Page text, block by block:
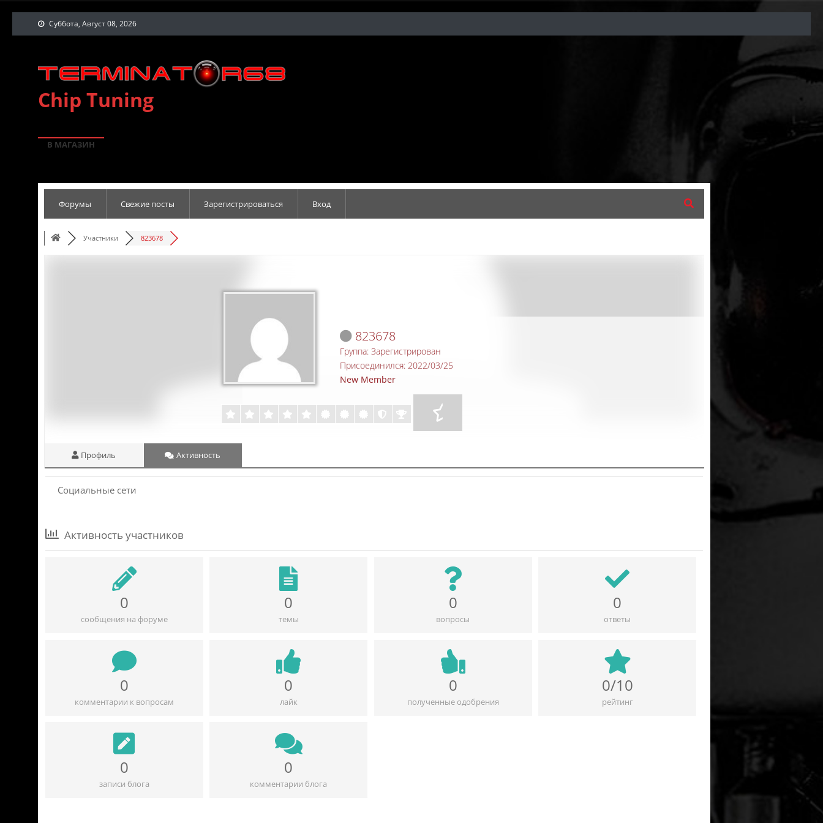
Суббота, Август 08, 2026
Chip Tuning
В МАГАЗИН
Форумы Свежие посты Зарегистрироваться Вход
Участники 823678
823678
Группа: Зарегистрирован
Присоединился: 2022/03/25
New Member
Профиль Активность
Социальные сети
Активность участников
0
сообщения на форуме
0
темы
0
вопросы
0
ответы
0
комментарии к вопросам
0
лайк
0
полученные одобрения
0/10
рейтинг
0
записи блога
0
комментарии блога